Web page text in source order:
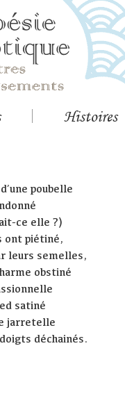
Histoires
poubelle
ce elle ?)
ont piétiné,
leurs semelles,
obstiné
satiné
jarretelle
déchainés.